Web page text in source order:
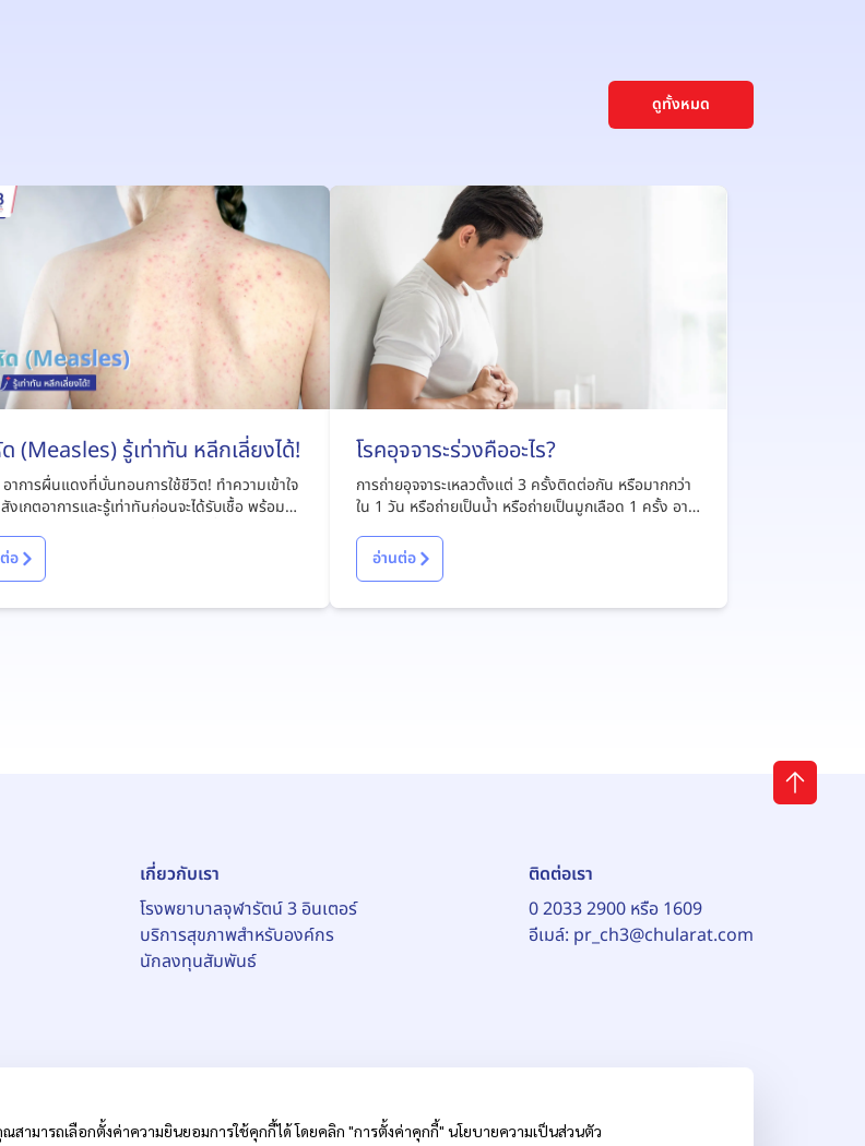
ดูทั้งหมด
(Measles) รู้เท่าทัน หลีกเลี่ยงได้!
าการผื่นแดงที่บั่นทอนการใช้ชีวิต! ทำความเข้าใจ
งเกตอาการและรู้เท่าทันก่อนจะได้รับเชื้อ พร้อมหา
อ
โรคอุจจาระร่วงคืออะไร?
การถ่ายอุจจาระเหลวตั้งแต่ 3 ครั้งติดต่อกัน หรือมากกว่า
ใน 1 วัน หรือถ่ายเป็นน้ำ หรือถ่ายเป็นมูกเลือด 1 ครั้ง อาจ
อ่านต่อ
เกี่ยวกับเรา
โรงพยาบาลจุฬารัตน์ 3 อินเตอร์
บริการสุขภาพสำหรับองค์กร
นักลงทุนสัมพันธ์
ติดต่อเรา
0 2033 2900 หรือ 1609
อีเมล์: pr_ch3@chularat.com
ามารถเลือกตั้งค่าความยินยอมการใช้คุกกี้ได้ โดยคลิก "การตั้งค่าคุกกี้" นโยบายความเป็นส่วนตัว